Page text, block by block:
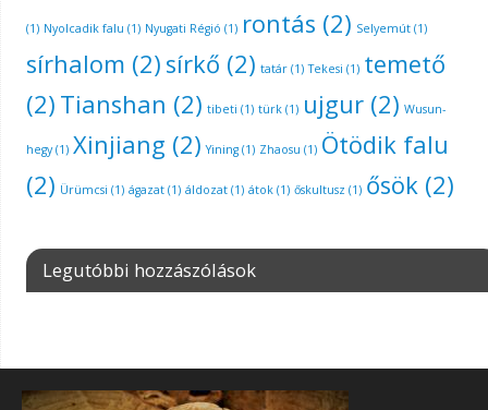
(1) Nyolcadik falu (1) Nyugati Régió (1) rontás (2) Selyemút(1)
sírhalom (2) sírkő (2) tatár(1) Tekesi (1) temető
(2) Tianshan (2) tibeti (1) türk(1) ujgur(2) Wusun-
hegy(1) Xinjiang (2) Yining(1) Zhaosu (1) Ötödik falu
(2) Ürümcsi (1) ágazat(1) áldozat(1) átok(1) őskultusz (1) ősök(2)
Legutóbbi hozzászólások